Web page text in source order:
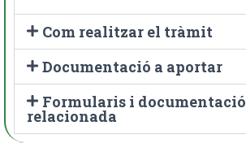
Com realitzar el tràmit
Documentació a aportar
Formularis i documentació
relacionada